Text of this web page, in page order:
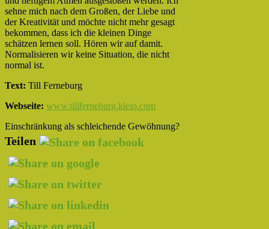
sehne mich nach dem Großen, der Liebe und
der Kreativität und möchte nicht mehr gesagt
bekommen, dass ich die kleinen Dinge
schätzen lernen soll. Hören wir auf damit.
Normalisieren wir keine Situation, die nicht
normal ist.
Text: Till Ferneburg
Webseite: www.tillferneburg.kleio.com
Einschränkung als schleichende Gewöhnung?
Teilen